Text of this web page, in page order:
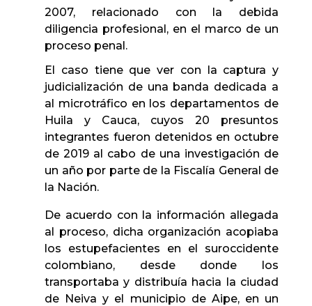
2007, relacionado con la debida
diligencia profesional, en el marco de un
proceso penal.
El caso tiene que ver con la captura y
judicialización de una banda dedicada a
al microtráfico en los departamentos de
Huila y Cauca, cuyos 20 presuntos
integrantes fueron detenidos en octubre
de 2019 al cabo de una investigación de
un año por parte de la Fiscalía General de
la Nación.
De acuerdo con la información allegada
al proceso, dicha organización acopiaba
los estupefacientes en el suroccidente
colombiano, desde donde los
transportaba y distribuía hacia la ciudad
de Neiva y el municipio de Aipe, en un